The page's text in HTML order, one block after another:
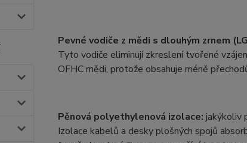
Pevné vodiče z mědi s dlouhým zrnem
Tyto vodiče eliminují zkreslení tvořené
OFHC mědi, protože obsahuje méně
Pěnová polyethylenová izolace: jakýkoliv
Izolace kabelů a desky plošných spojů